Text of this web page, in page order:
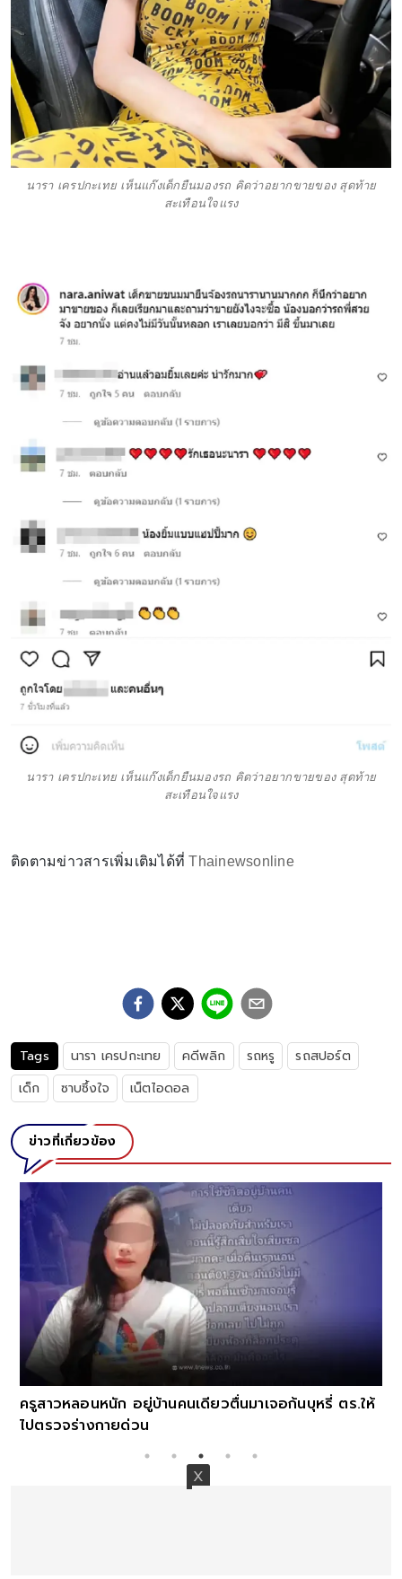
นารา เครปกะเทย เห็นแก๊งเด็กยืนมองรถ คิดว่าอยากขายของ สุดท้าย
สะเทือนใจแรง
นารา เครปกะเทย เห็นแก๊งเด็กยืนมองรถ คิดว่าอยากขายของ สุดท้าย
สะเทือนใจแรง
ติดตามข่าวสารเพิ่มเติมได้ที่Thainewsonline
Tags นารา เครปกะเทย คดีพลิก รถหรู
รถสปอร์ต
เด็ก
ซาบซึ้งใจ เน็ตไอดอล
ข่าวที่เกี่ยวข้อง
นัก อยู่บ้านคนเดียวตื่นมาเจอก้นบุหรี่ ตร.ให้
ยด่วน